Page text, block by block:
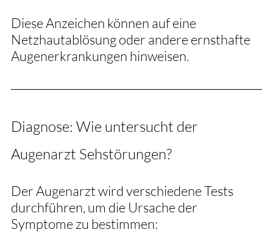
Diese Anzeichen können auf eine
Netzhautablösung oder andere ernsthafte
Augenerkrankungen hinweisen.
Diagnose: Wie untersucht der
Augenarzt Sehstörungen?
Der Augenarzt wird verschiedene Tests
durchführen, um die Ursache der
Symptome zu bestimmen: